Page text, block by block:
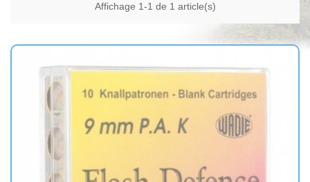
Affichage 1-1 de 1 article(s)